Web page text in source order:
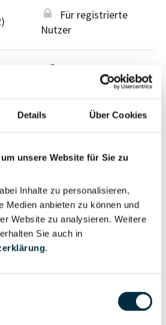
Details Über Cookies
unsere Website für Sie zu
Inhalte zu personalisieren,
Medien anbieten zu können und
Website zu analysieren. Weitere
Sie auch in
.
Für registrierte
Nutzer
Vollständiges
Unternehmensprofil
Vollständiges
Unternehmensprofil
anfragen